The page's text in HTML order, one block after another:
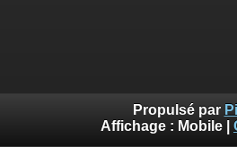
Propulsé par
Affichage : Mobile